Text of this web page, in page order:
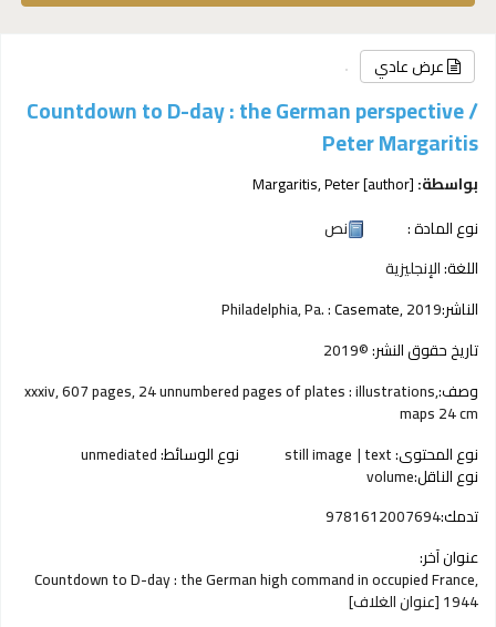
عرض عادي
Countdown to D-day : the German perspective /
Peter Margaritis
بواسطة: Margaritis, Peter[author]
نوع المادة :
نص
اللغة:الإنجليزية
الناشر:
Philadelphia, Pa. :Casemate,2019
تاريخ حقوق النشر:©2019
وصف:xxxiv, 607 pages, 24 unnumbered pages of plates : illustrations,
maps 24 cm
نوع المحتوى:text
still image نوع الوسائط:unmediated
نوع الناقل:volume
تدمك:9781612007694
عنوان آخر:
Countdown to D-day : the German high command in occupied France,
1944 [عنوان الغلاف]